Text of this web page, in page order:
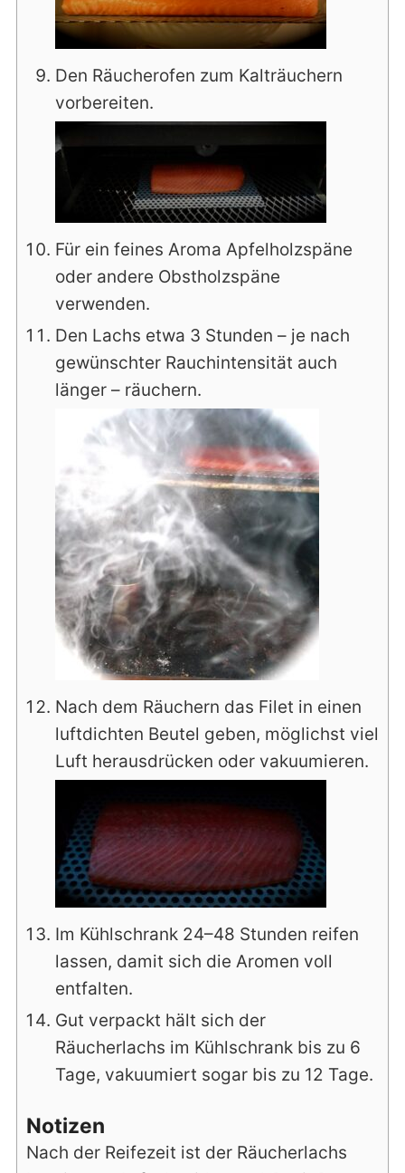
Den Räucherofen zum Kalträuchern
vorbereiten.
Für ein feines Aroma Apfelholzspäne
oder andere Obstholzspäne
verwenden.
Den Lachs etwa 3 Stunden – je nach
gewünschter Rauchintensität auch
länger – räuchern.
Nach dem Räuchern das Filet in einen
luftdichten Beutel geben, möglichst viel
Luft herausdrücken oder vakuumieren.
Im Kühlschrank 24–48 Stunden reifen
lassen, damit sich die Aromen voll
entfalten.
Gut verpackt hält sich der
Räucherlachs im Kühlschrank bis zu 6
Tage, vakuumiert sogar bis zu 12 Tage.
Notizen
Nach der Reifezeit ist der Räucherlachs